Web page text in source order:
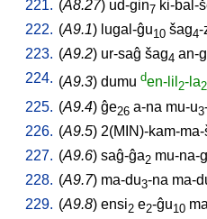
221. (A8.27) ud-gin7 ki-bal-
222. (A9.1) lugal-ĝu10 šag4-
223. (A9.2) ur-saĝ šag4 an-
224. (A9.3) dumu den-lil 2-la2
225. (A9.4) ĝe26 a-na mu-u3
226. (A9.5) 2(MIN)-kam-
227. (A9.6) saĝ-ĝa2 mu-na-
228. (A9.7) ma-du3-na ma-
229. (A9.8) ensi2 e2-ĝu10